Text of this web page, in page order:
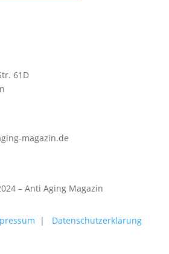
61D
magazin.de
– Anti Aging Magazin
| Datenschutzerklärung